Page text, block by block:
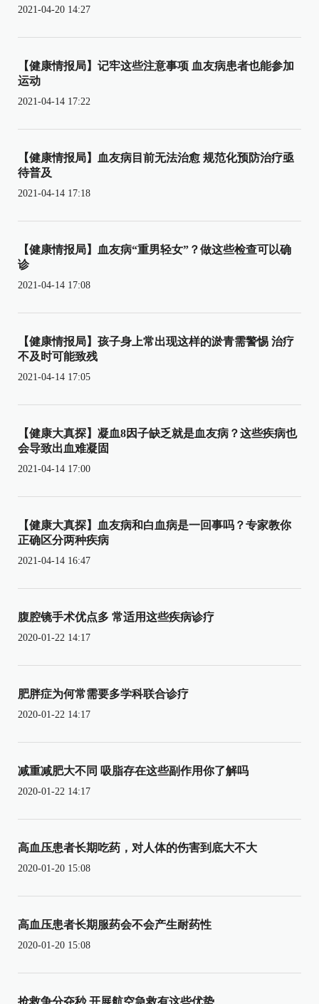
2021-04-20 14:27
【健康情报局】记牢这些注意事项 血友病患者也能参加
运动
2021-04-14 17:22
【健康情报局】血友病目前无法治愈 规范化预防治疗亟
待普及
2021-04-14 17:18
【健康情报局】血友病“重男轻女”？做这些检查可以确
诊
2021-04-14 17:08
【健康情报局】孩子身上常出现这样的淤青需警惕 治疗
不及时可能致残
2021-04-14 17:05
【健康大真探】凝血8因子缺乏就是血友病？这些疾病也
会导致出血难凝固
2021-04-14 17:00
【健康大真探】血友病和白血病是一回事吗？专家教你
正确区分两种疾病
2021-04-14 16:47
腹腔镜手术优点多 常适用这些疾病诊疗
2020-01-22 14:17
肥胖症为何常需要多学科联合诊疗
2020-01-22 14:17
减重减肥大不同 吸脂存在这些副作用你了解吗
2020-01-22 14:17
高血压患者长期吃药，对人体的伤害到底大不大
2020-01-20 15:08
高血压患者长期服药会不会产生耐药性
2020-01-20 15:08
抢救争分夺秒 开展航空急救有这些优势